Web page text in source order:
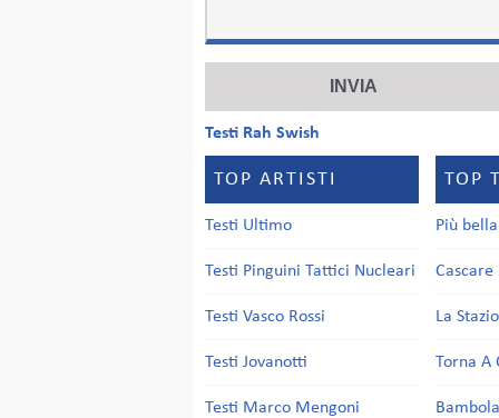
Testi Rah Swish
TOP ARTISTI
Testi Ultimo
Testi Pinguini Tattici Nucleari
Testi Vasco Rossi
Testi Jovanotti
Testi Marco Mengoni
TOP
Più
Cascare
La
Torna A
Bambola